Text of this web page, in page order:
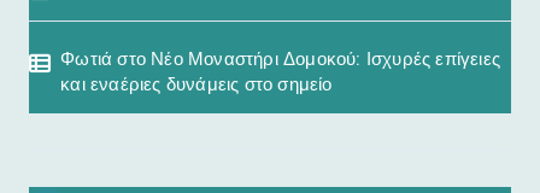
Φωτιά στο Νέο Μοναστήρι Δομοκού: Ισχυρές επίγειες
και εναέριες δυνάμεις στο σημείο